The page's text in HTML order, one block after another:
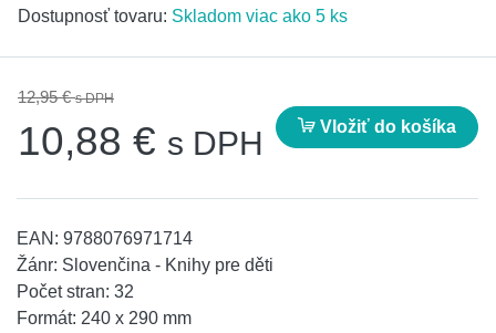
Dostupnosť tovaru: Skladom viac ako 5 ks
12,95 €s DPH
10,88 € s DPH Vložiť do košíka
EAN: 9788076971714
Žánr: Slovenčina - Knihy pre děti
Počet stran: 32
Formát: 240 x 290 mm